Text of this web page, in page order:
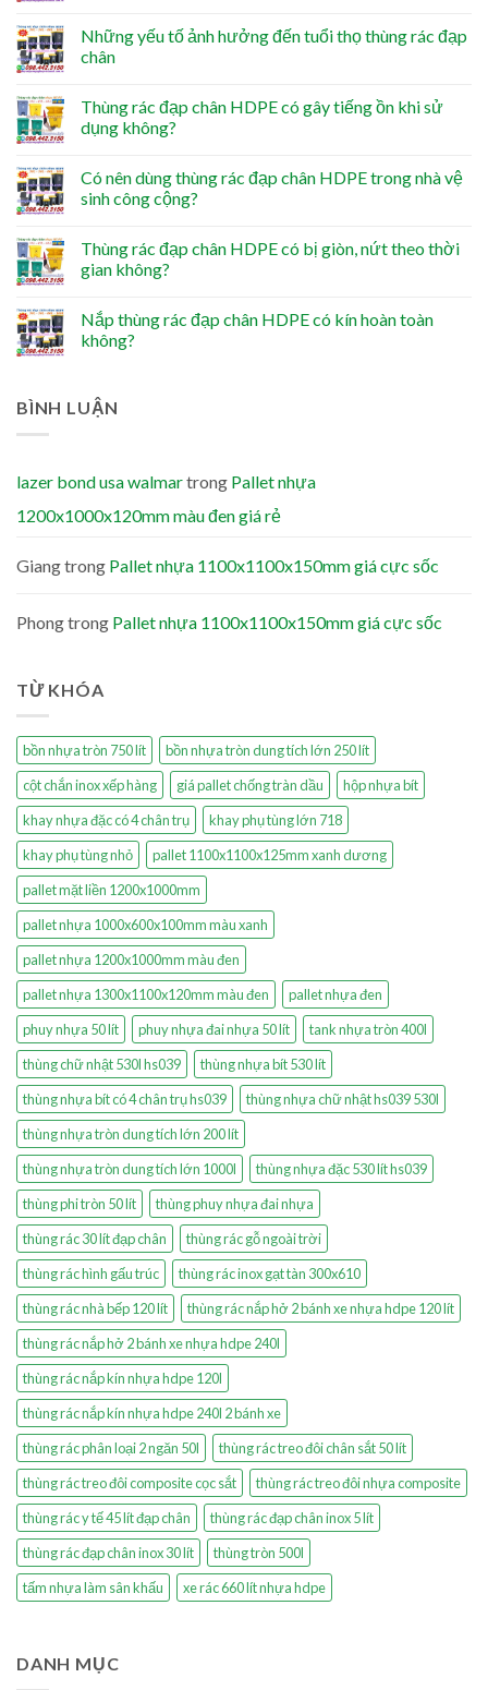
Những yếu tố ảnh hưởng đến tuổi thọ thùng rác đạp
chân
Thùng rác đạp chân HDPE có gây tiếng ồn khi sử
dụng không?
Có nên dùng thùng rác đạp chân HDPE trong nhà vệ
sinh công cộng?
Thùng rác đạp chân HDPE có bị giòn, nứt theo thời
gian không?
Nắp thùng rác đạp chân HDPE có kín hoàn toàn
không?
BÌNH LUẬN
lazer bond usa walmartrong Pallet nhựa
1200x1000x120mm màu đen giá rẻ
Giangtrong Pallet nhựa 1100x1100x150mm giá cực sốc
Phongtrong Pallet nhựa 1100x1100x150mm giá cực sốc
TỪ KHÓA
bồn nhựa tròn 750 lít
bồn nhựa tròn dung tích lớn 250 lít
cột chắn inox xếp hàng
giá pallet chống tràn dầu
hộp nhựa bít
khay nhựa đặc có 4 chân trụ
khay phụ tùng lớn 718
khay phụ tùng nhỏ
pallet 1100x1100x125mm xanh dương
pallet mặt liền 1200x1000mm
pallet nhựa 1000x600x100mm màu xanh
pallet nhựa 1200x1000mm màu đen
pallet nhựa 1300x1100x120mm màu đen
pallet nhựa đen
phuy nhựa 50 lít
phuy nhựa đai nhựa 50 lít
tank nhựa tròn 400l
thùng chữ nhật 530l hs039
thùng nhựa bít 530 lít
thùng nhựa bít có 4 chân trụ hs039
thùng nhựa chữ nhật hs039 530l
thùng nhựa tròn dung tích lớn 200 lít
thùng nhựa tròn dung tích lớn 1000l
thùng nhựa đặc 530 lít hs039
thùng phi tròn 50 lít
thùng phuy nhựa đai nhựa
thùng rác 30 lít đạp chân
thùng rác gỗ ngoài trời
thùng rác hình gấu trúc
thùng rác inox gạt tàn 300x610
thùng rác nhà bếp 120 lít
thùng rác nắp hở 2 bánh xe nhựa hdpe 120 lít
thùng rác nắp hở 2 bánh xe nhựa hdpe 240l
thùng rác nắp kín nhựa hdpe 120l
thùng rác nắp kín nhựa hdpe 240l 2 bánh xe
thùng rác phân loại 2 ngăn 50l
thùng rác treo đôi chân sắt 50 lít
thùng rác treo đôi composite cọc sắt
thùng rác treo đôi nhựa composite
thùng rác y tế 45 lít đạp chân
thùng rác đạp chân inox 5 lít
thùng rác đạp chân inox 30 lít
thùng tròn 500l
tấm nhựa làm sân khấu
xe rác 660 lít nhựa hdpe
DANH MỤC